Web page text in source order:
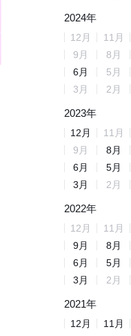
2024年
12 月 11 月
9 月 8 月
6月 5 月
3 月 2 月
2023年
12 月 11 月
9 月 8 月
6月 5月
3 月 2 月
2022年
12 月 11 月
9月 8 月
6月 5月
3 月 2 月
2021年
12 月 11 月